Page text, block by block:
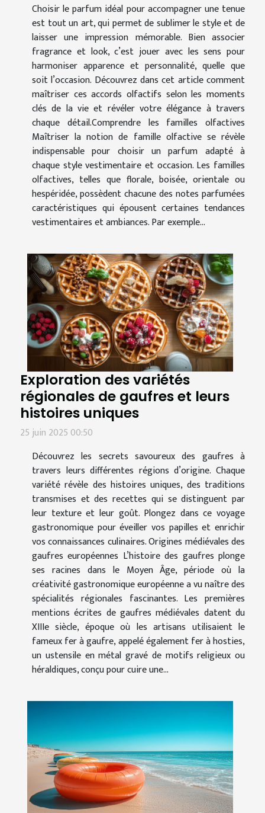
Choisir le parfum idéal pour accompagner une tenue
est tout un art, qui permet de sublimer le style et de
laisser une impression mémorable. Bien associer
fragrance et look, c’est jouer avec les sens pour
harmoniser apparence et personnalité, quelle que
soit l’occasion. Découvrez dans cet article comment
maîtriser ces accords olfactifs selon les moments
clés de la vie et révéler votre élégance à travers
chaque détail.Comprendre les familles olfactives
Maîtriser la notion de famille olfactive se révèle
indispensable pour choisir un parfum adapté à
chaque style vestimentaire et occasion. Les familles
olfactives, telles que florale, boisée, orientale ou
hespéridée, possèdent chacune des notes parfumées
caractéristiques qui épousent certaines tendances
vestimentaires et ambiances. Par exemple...
Exploration des variétés
régionales de gaufres et leurs
histoires uniques
25 juin 2025 00:50
Découvrez les secrets savoureux des gaufres à
travers leurs différentes régions d’origine. Chaque
variété révèle des histoires uniques, des traditions
transmises et des recettes qui se distinguent par
leur texture et leur goût. Plongez dans ce voyage
gastronomique pour éveiller vos papilles et enrichir
vos connaissances culinaires. Origines médiévales des
gaufres européennes L’histoire des gaufres plonge
ses racines dans le Moyen Âge, période où la
créativité gastronomique européenne a vu naître des
spécialités régionales fascinantes. Les premières
mentions écrites de gaufres médiévales datent du
XIIIe siècle, époque où les artisans utilisaient le
fameux fer à gaufre, appelé également fer à hosties,
un ustensile en métal gravé de motifs religieux ou
héraldiques, conçu pour cuire une...